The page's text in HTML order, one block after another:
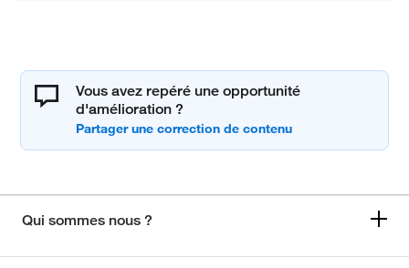
Vous avez repéré une opportunité
d'amélioration ?
Qui sommes nous ?